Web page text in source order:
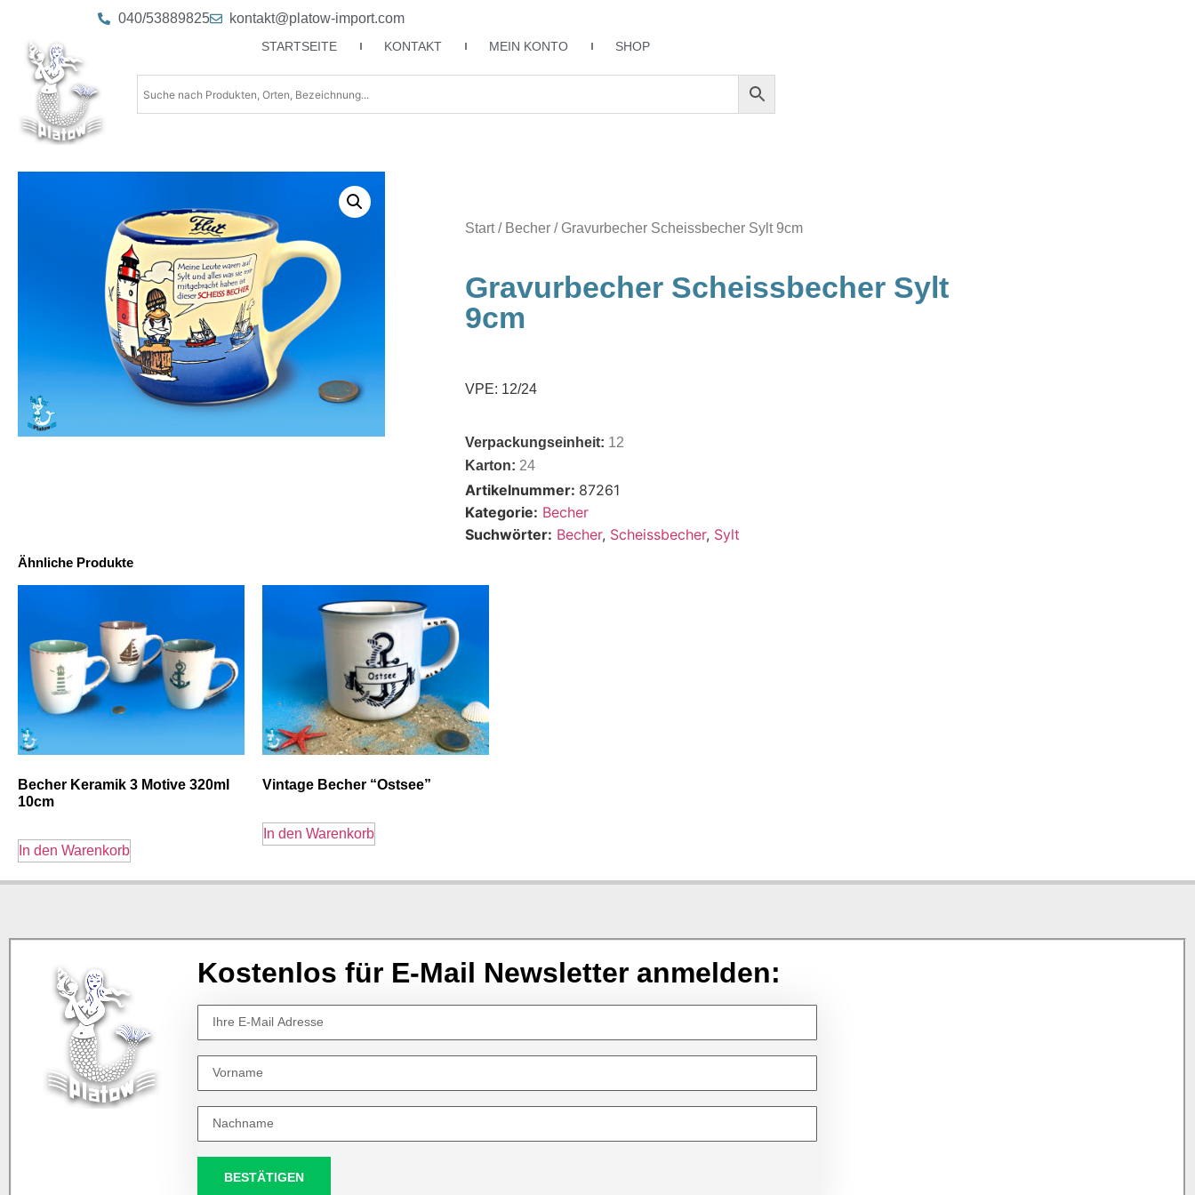
040/53889825 kontakt@platow-import.com
STARTSEITE KONTAKT MEIN KONTO SHOP
Start/ Becher / Gravurbecher Scheissbecher Sylt 9cm
Gravurbecher Scheissbecher Sylt
9cm
VPE: 12/24
Verpackungseinheit: 12
Karton: 24
Artikelnummer: 87261
Kategorie: Becher
Suchwörter: Becher, Scheissbecher, Sylt
Ähnliche Produkte
Becher Keramik 3 Motive 320ml
10cm
In den Warenkorb
Vintage Becher “Ostsee”
In den Warenkorb
Kostenlos für E-Mail Newsletter anmelden:
BESTÄTIGEN